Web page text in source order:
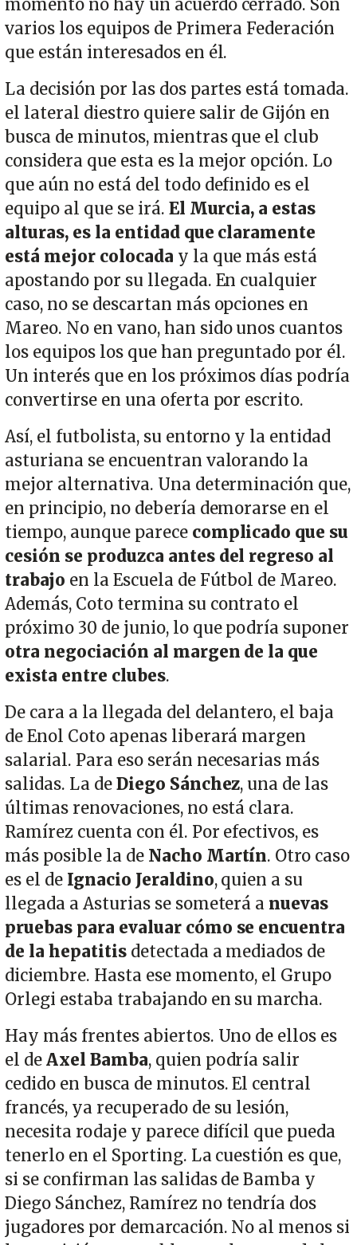
momento no hay un acuerdo cerrado. Son
varios los equipos de Primera Federación
que están interesados en él.
La decisión por las dos partes está tomada.
el lateral diestro quiere salir de Gijón en
busca de minutos, mientras que el club
considera que esta es la mejor opción. Lo
que aún no está del todo definido es el
equipo al que se irá. El Murcia, a estas
alturas, es la entidad que claramente
está mejor colocada y la que más está
apostando por su llegada. En cualquier
caso, no se descartan más opciones en
Mareo. No en vano, han sido unos cuantos
los equipos los que han preguntado por él.
Un interés que en los próximos días podría
convertirse en una oferta por escrito.
Así, el futbolista, su entorno y la entidad
asturiana se encuentran valorando la
mejor alternativa. Una determinación que,
en principio, no debería demorarse en el
tiempo, aunque parece complicado que su
cesión se produzca antes del regreso al
trabajo en la Escuela de Fútbol de Mareo.
Además, Coto termina su contrato el
próximo 30 de junio, lo que podría suponer
otra negociación al margen de la que
exista entre clubes.
De cara a la llegada del delantero, el baja
de Enol Coto apenas liberará margen
salarial. Para eso serán necesarias más
salidas. La deDiego Sánchez, una de las
últimas renovaciones, no está clara.
Ramírez cuenta con él. Por efectivos, es
más posible la de Nacho Martín. Otro caso
es el de Ignacio Jeraldino, quien a su
llegada a Asturias se someterá a nuevas
pruebas para evaluar cómo se encuentra
de la hepatitisdetectada a mediados de
diciembre. Hasta ese momento, el Grupo
Orlegi estaba trabajando en su marcha.
Hay más frentes abiertos. Uno de ellos es
el deAxel Bamba, quien podría salir
cedido en busca de minutos. El central
francés, ya recuperado de su lesión,
necesita rodaje y parece difícil que pueda
tenerlo en el Sporting. La cuestión es que,
si se confirman las salidas de Bamba y
Diego Sánchez, Ramírez no tendría dos
jugadores por demarcación. No al menos si